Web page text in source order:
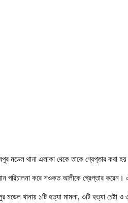
থানা এলাকা থেকে তাকে গ্রেপ্তার করা
করে শওকত আলীকে গ্রেপ্তার করেন।
থানায় ১টি হত্যা মামলা, ৩টি হত্যা চেষ্টা